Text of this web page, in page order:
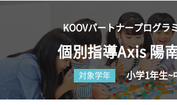
KOOVパートナープログラ
個別指導Axis 陽
対象学年 小学1年生~